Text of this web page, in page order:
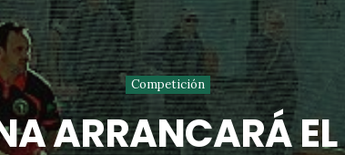
Competición
ARRANCARÁ